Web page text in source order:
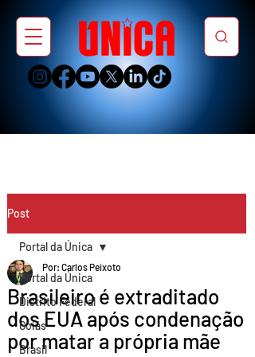
Post
Portal da Única
Distrito Federal
Goiás
Brasil
Portal da Única
Brasileiro é extraditado
dos EUA após condenação
por matar a própria mãe
Por: Carlos Peixoto